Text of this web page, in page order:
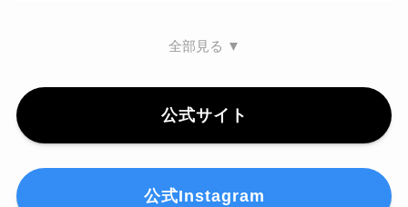
全部見る ▼
公式サイト
公式Instagram